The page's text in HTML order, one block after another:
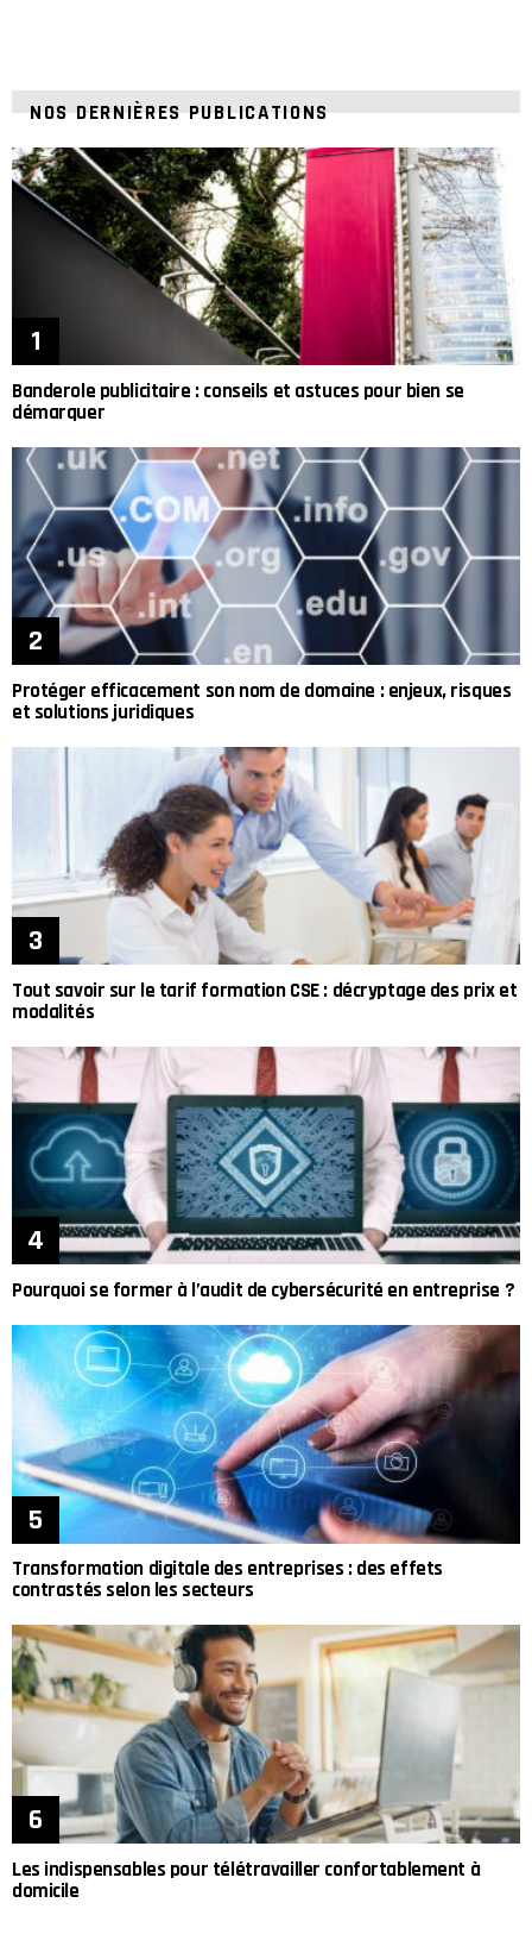
NOS DERNIÈRES PUBLICATIONS
Banderole publicitaire : conseils et astuces pour bien se
démarquer
Protéger efficacement son nom de domaine : enjeux, risques
et solutions juridiques
Tout savoir sur le tarif formation CSE : décryptage des prix et
modalités
Pourquoi se former à l’audit de cybersécurité en entreprise ?
Transformation digitale des entreprises : des effets
contrastés selon les secteurs
Les indispensables pour télétravailler confortablement à
domicile